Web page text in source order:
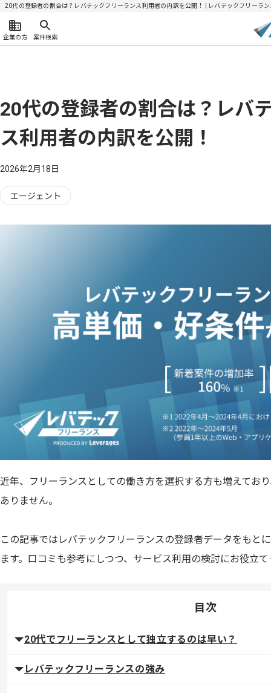
20代の登録者の割合は？レバテックフリーランス利用者の内訳を公開！ | レバテックフリーラン
企業の方 案件検索
20代の登録者の割合は？レバ
ス利用者の内訳を公開！
2026年2月18日
エージェント
近年、フリーランスとしての働き方を選択する方も増えてお
ありません。
この記事ではレバテックフリーランスの登録者データをもと
ます。口コミも参考にしつつ、サービス利用の検討にお役立
目次
20代でフリーランスとして独立するのは早い？
レバテックフリーランスの強み